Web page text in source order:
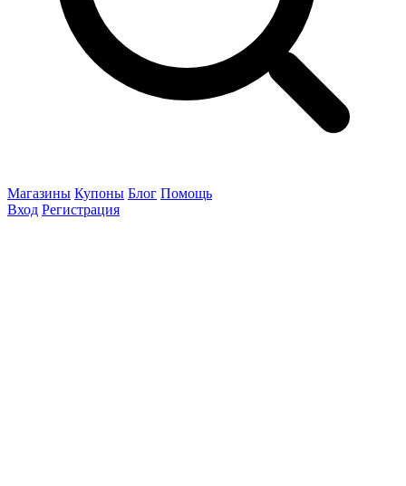
Магазины Купоны Блог Помощь
Вход Регистрация